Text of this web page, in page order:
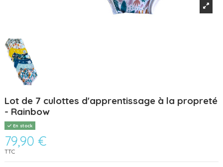
Lot de 7 culottes d'apprentissage à la propreté
- Rainbow
En stock
79,90 €
TTC